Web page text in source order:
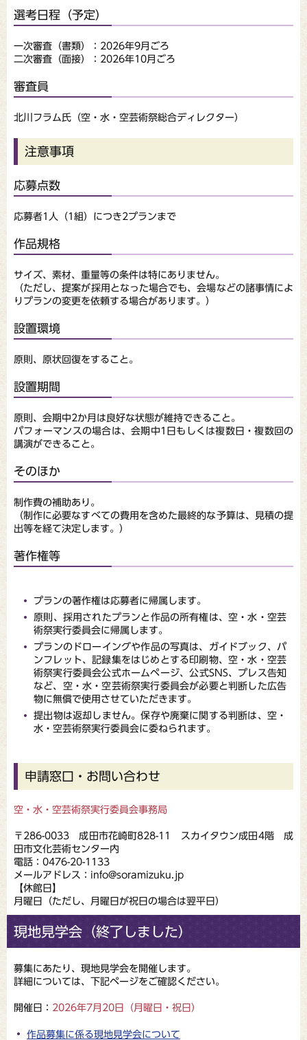
選考日程（予定）
一次審査（書類）：2026年9月ごろ
二次審査（面接）：2026年10月ごろ
審査員
北川フラム氏（空・水・空芸術祭総合ディレクター）
注意事項
応募点数
応募者1人（1組）につき2プランまで
作品規格
サイズ、素材、重量等の条件は特にありません。
（ただし、提案が採用となった場合でも、会場などの諸事情によ
りプランの変更を依頼する場合があります。）
設置環境
原則、原状回復をすること。
設置期間
原則、会期中2か月は良好な状態が維持できること。
パフォーマンスの場合は、会期中1日もしくは複数日・複数回の
講演ができること。
そのほか
制作費の補助あり。
（制作に必要なすべての費用を含めた最終的な予算は、見積の提
出等を経て決定します。）
著作権等
プランの著作権は応募者に帰属します。
原則、採用されたプランと作品の所有権は、空・水・空芸
術祭実行委員会に帰属します。
プランのドローイングや作品の写真は、ガイドブック、パ
ンフレット、記録集をはじめとする印刷物、空・水・空芸
術祭実行委員会公式ホームページ、公式SNS、プレス告知
など、空・水・空芸術祭実行委員会が必要と判断した広告
物に無償で使用させていただきます。
提出物は返却しません。保存や廃棄に関する判断は、空・
水・空芸術祭実行委員会に委ねられます。
申請窓口・お問い合わせ
空・水・空芸術祭実行委員会事務局
〒286-0033 成田市花崎町828-11 スカイタウン成田4階 成
田市文化芸術センター内
電話：0476-20-1133
メールアドレス：info@soramizuku.jp
【休館日】
月曜日（ただし、月曜日が祝日の場合は翌平日）
現地見学会（終了しました）
募集にあたり、現地見学会を開催します。
詳細については、下記ページをご確認ください。
開催日： 2026年7月20日（月曜日・祝日）
作品募集に係る現地見学会について